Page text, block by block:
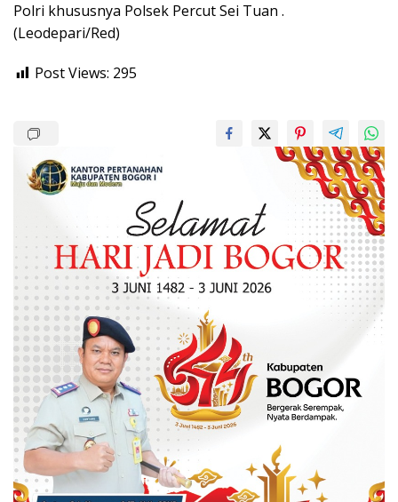
Polri khususnya Polsek Percut Sei Tuan .
(Leodepari/Red)
Post Views: 295